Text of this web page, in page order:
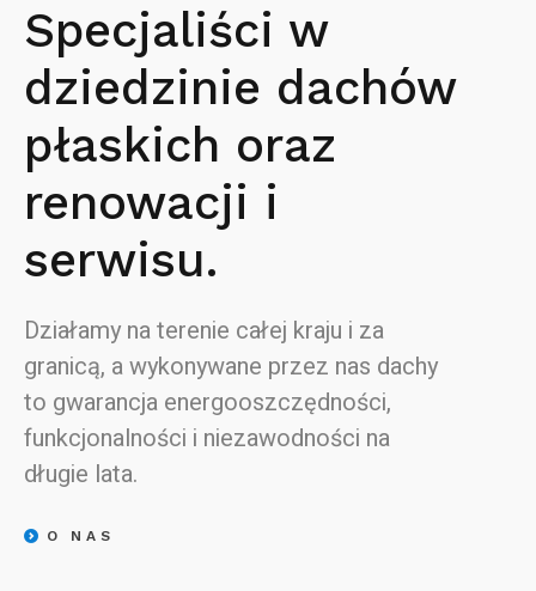
Specjaliści w
dziedzinie dachów
płaskich oraz
renowacji i
serwisu.
Działamy na terenie całej kraju i za
granicą, a wykonywane przez nas dachy
to gwarancja energooszczędności,
funkcjonalności i niezawodności na
długie lata.
O NAS